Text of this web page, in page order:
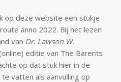
op deze website een stukje
anno 2022. Bij het lezen
van Dr. Lawson W.
editie van The Barents
op dat stuk hier in de
vatten als aanvulling op